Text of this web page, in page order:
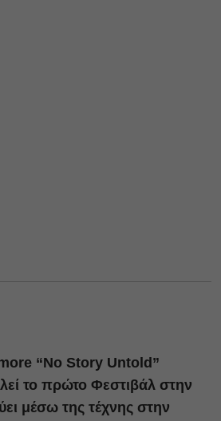
“No Story Untold”
το πρώτο Φεστιβάλ στην
μέσω της τέχνης στην